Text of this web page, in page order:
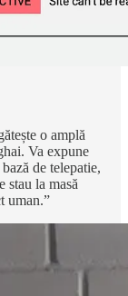
o amplă
Va expune
de telepatie,
stau la masă
uman.”